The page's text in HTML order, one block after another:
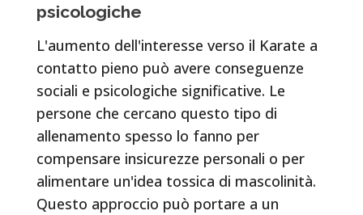
psicologiche
L'aumento dell'interesse verso il Karate a
contatto pieno può avere conseguenze
sociali e psicologiche significative. Le
persone che cercano questo tipo di
allenamento spesso lo fanno per
compensare insicurezze personali o per
alimentare un'idea tossica di mascolinità.
Questo approccio può portare a un